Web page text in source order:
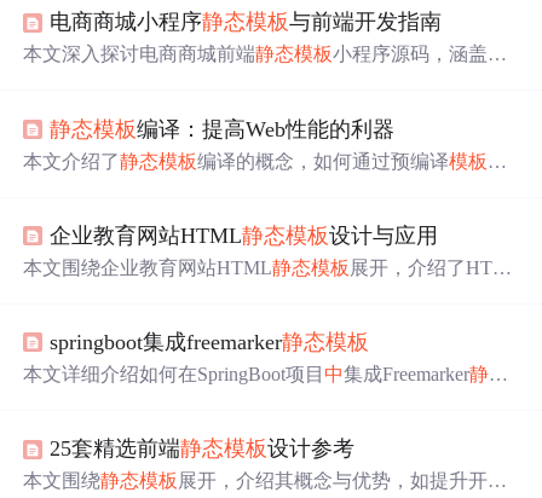
电商商城小程序静态模板与前端开发指南
本文深入探讨电商商城前端静态模板小程序源码，涵盖前
的作用，讲解微信小程序开发技术要求、用户体验优化与
审核规范，还强调了静态模板源码在学习和开发实践中
静态模板编译：提高Web性能的利器
本文介绍了静态模板编译的概念，如何通过预编译模板 减
企业教育网站HTML静态模板设计与应用
本文围绕企业教育网站HTML静态模板 展开，介绍了HTM
容。还讲解了CSS和JavaScript的应用，以及响应式设计的
原理、策略和对SEO的影响，助力构建功能强大的网站。
springboot集成freemarker静态模板
本文详细介绍如何在SpringBoot项目 中集成Freemarker静态
25套精选前端静态模板设计参考
本文围绕静态模板 展开，介绍其概念与优势，如提升开发